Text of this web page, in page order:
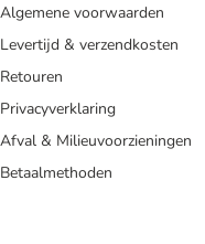
Algemene voorwaarden
Levertijd & verzendkosten
Retouren
Privacyverklaring
Afval & Milieuvoorzieningen
Betaalmethoden